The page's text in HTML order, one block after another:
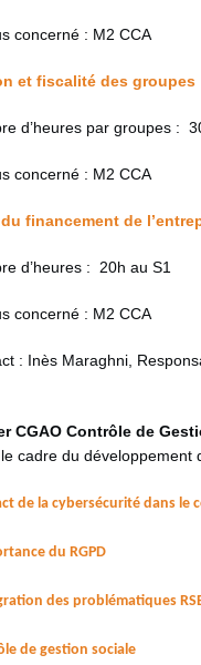
concerné : M2 CCA
et fiscalité des groupes
d’heures par groupes :
concerné : M2 CCA
financement de
d’heures : 20h au S1
concerné : M2 CCA
: Inès Maraghni,
CGAO Contrôle de
cadre du développement
de la cybersécurité dans le
du RGPD
des problématiques
de gestion sociale